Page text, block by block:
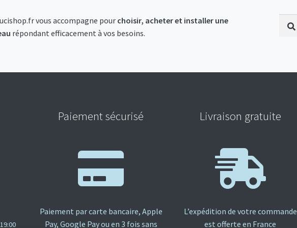
vous accompagne pour choisir, acheter et installer une
répondant efficacement à vos besoins.
pour
Paiement sécurisé
Paiement par carte bancaire, Apple
Pay, Google Pay ou en 3 fois sans
Livraison gratuite
L’expédition de votre commande
est offerte en France